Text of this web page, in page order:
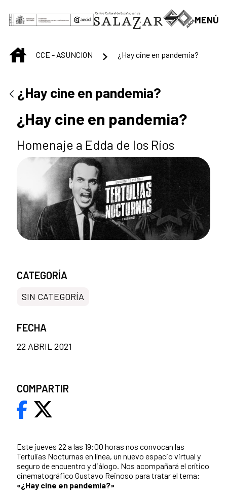
Saltar al contenido principal
MENÚ
INICIOCCE - ASUNCION ¿Hay cine en pandemia?
¿Hay cine en pandemia?
¿Hay cine en pandemia?
Homenaje a Edda de los Ríos
Este jueves 22 a las 19:00 horas nos convocan las
Tertulias Nocturnas en línea, un nuevo espacio virtual y
seguro de encuentro y diálogo. Nos acompañará el crítico
cinematográfico Gustavo Reinoso para tratar el tema:
«¿Hay cine en pandemia?»
CATEGORÍA
SIN CATEGORÍA
FECHA
22 ABRIL 2021
COMPARTIR